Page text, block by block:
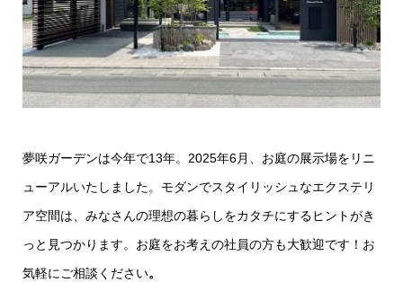
夢咲ガーデンは今年で13年。2025年6月、お庭の展示場をリニ
ューアルいたしました。モダンでスタイリッシュなエクステリ
ア空間は、みなさんの理想の暮らしをカタチにするヒントがき
っと見つかります。お庭をお考えの社員の方も大歓迎です！お
気軽にご相談ください。